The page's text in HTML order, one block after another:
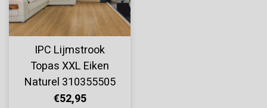
IPC Lijmstrook
Topas XXL Eiken
Naturel 310355505
€52,95